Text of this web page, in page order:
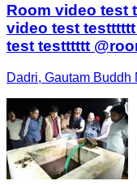
Room video test
video test
test testttttt
Dadri, Gautam Buddh